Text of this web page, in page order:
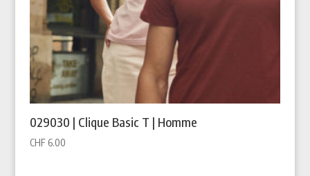
029030 | Clique Basic T | Homme
CHF6.00